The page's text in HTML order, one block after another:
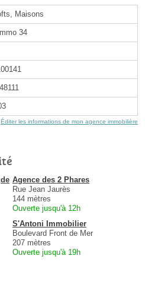
Maisons
34
Éditer les informations de mon agence immobilière
Agence des 2 Phares
Rue Jean Jaurès
144 mètres
Ouverte jusqu'à 12h
S'Antoni Immobilier
Boulevard Front de Mer
207 mètres
Ouverte jusqu'à 19h